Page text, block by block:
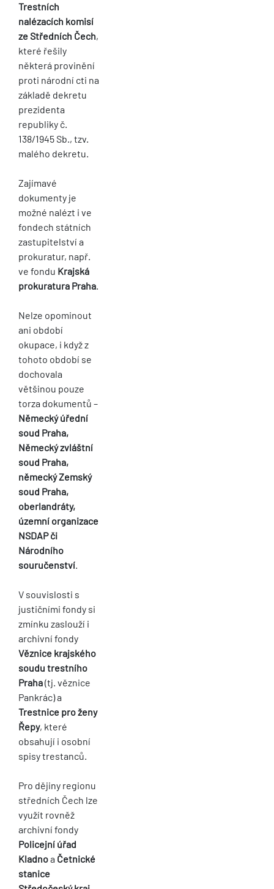
Trestních
nalézacích komisí
ze Středních Čech,
které řešily
některá provinění
proti národní cti na
základě dekretu
prezidenta
republiky č.
138/1945 Sb., tzv.
malého dekretu.
Zajímavé
dokumenty je
možné nalézt i ve
fondech státních
zastupitelství a
prokuratur, např.
ve fondu Krajská
prokuratura Praha.
Nelze opominout
ani období
okupace, i když z
tohoto období se
dochovala
většinou pouze
torza dokumentů –
Německý úřední
soud Praha,
Německý zvláštní
soud Praha,
německý Zemský
soud Praha,
oberlandráty,
územní organizace
NSDAP či
Národního
souručenství.
V souvislosti s
justičními fondy si
zmínku zaslouží i
archivní fondy
Věznice krajského
soudu trestního
Praha(tj. věznice
Pankrác) a
Trestnice pro ženy
Řepy, které
obsahují i osobní
spisy trestanců.
Pro dějiny regionu
středních Čech lze
využít rovněž
archivní fondy
Policejní úřad
Kladnoa Četnické
stanice